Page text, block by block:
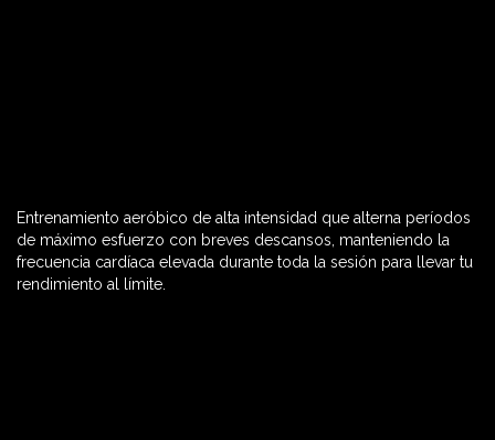
 60 MIN
Entrenamiento aeróbico de alta intensidad que alterna períodos
de máximo esfuerzo con breves descansos, manteniendo la
frecuencia cardíaca elevada durante toda la sesión para llevar tu
rendimiento al límite.